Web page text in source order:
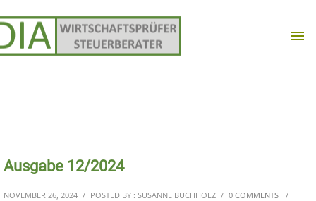
Ausgabe 12/2024
NOVEMBER 26, 2024 / POSTED BY : SUSANNE BUCHHOLZ / 0 COMMENTS
/